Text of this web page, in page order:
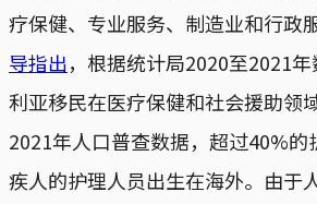
疗保健、专业服务、制造业和行政
导指出，根据统计局2020至2021
利亚移民在医疗保健和社会援助领
2021年人口普查数据，超过40%的
疾人的护理人员出生在海外。由于